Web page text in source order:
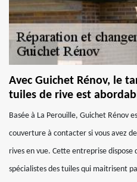
Avec Guichet Rénov, le
tuiles de rive est
Basée à La Perouille, Guichet Rénov
couverture à contacter si vous avez
rives en vue. Cette entreprise dispose
spécialistes des tuiles qui maitrisent